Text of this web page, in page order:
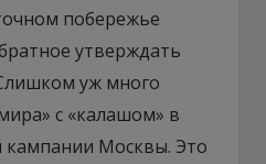
побережье
утверждать
уж много
с «калашом» в
кампании Москвы. Это